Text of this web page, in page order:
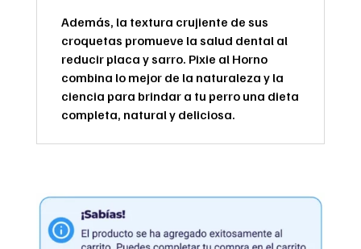
Además, la textura crujiente de sus
croquetas promueve la salud dental al
reducir placa y sarro. Pixie al Horno
combina lo mejor de la naturaleza y la
ciencia para brindar a tu perro una dieta
completa, natural y deliciosa.